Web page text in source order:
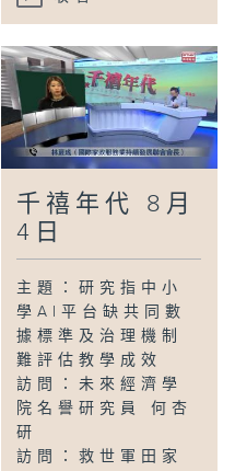
千禧年代 8月
4日
主題：研究指中小
學AI平台缺共同數
據標準及治理機制
難評估教學成效
訪問：未來經濟學
院名譽研究員 何杏
研
訪問：救世軍田家